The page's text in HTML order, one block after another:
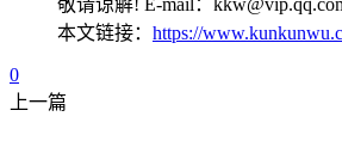
本文链接： https://
0
上一篇